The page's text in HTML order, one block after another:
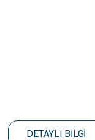
DETAYLI BİLGİ